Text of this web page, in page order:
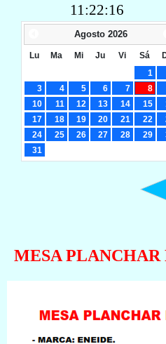
MESA PLANCHAR
11:22:17
Agosto 2026
Lu Ma Mi Ju Vi Sá
1
3
4 5 6 7 8
10
11 12 13 14 15
17
18 19 20 21 22
24
25 26 27 28 29
31